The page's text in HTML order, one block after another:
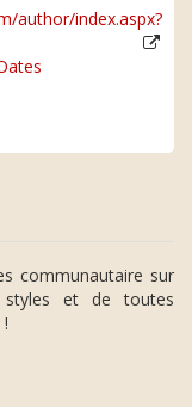
author/index.aspx?
communautaire sur
et de toutes